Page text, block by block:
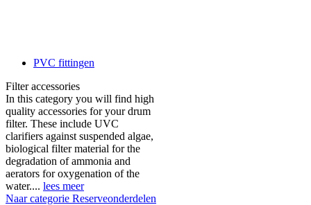
PVC fittingen
Filter accessories
In this category you will find high
quality accessories for your drum
filter. These include UVC
clarifiers against suspended algae,
biological filter material for the
degradation of ammonia and
aerators for oxygenation of the
water.... lees meer
Naar categorie Reserveonderdelen